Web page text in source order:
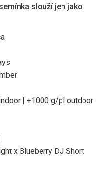
semínka slouží jen jako
| +1000 g/pl outdoor
x Blueberry DJ Short